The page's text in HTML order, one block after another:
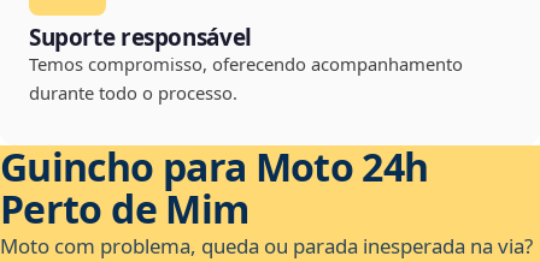
Suporte responsável
Temos compromisso, oferecendo acompanhamento
durante todo o processo.
Guincho para Moto 24h
Perto de Mim
Moto com problema, queda ou parada inesperada na via?